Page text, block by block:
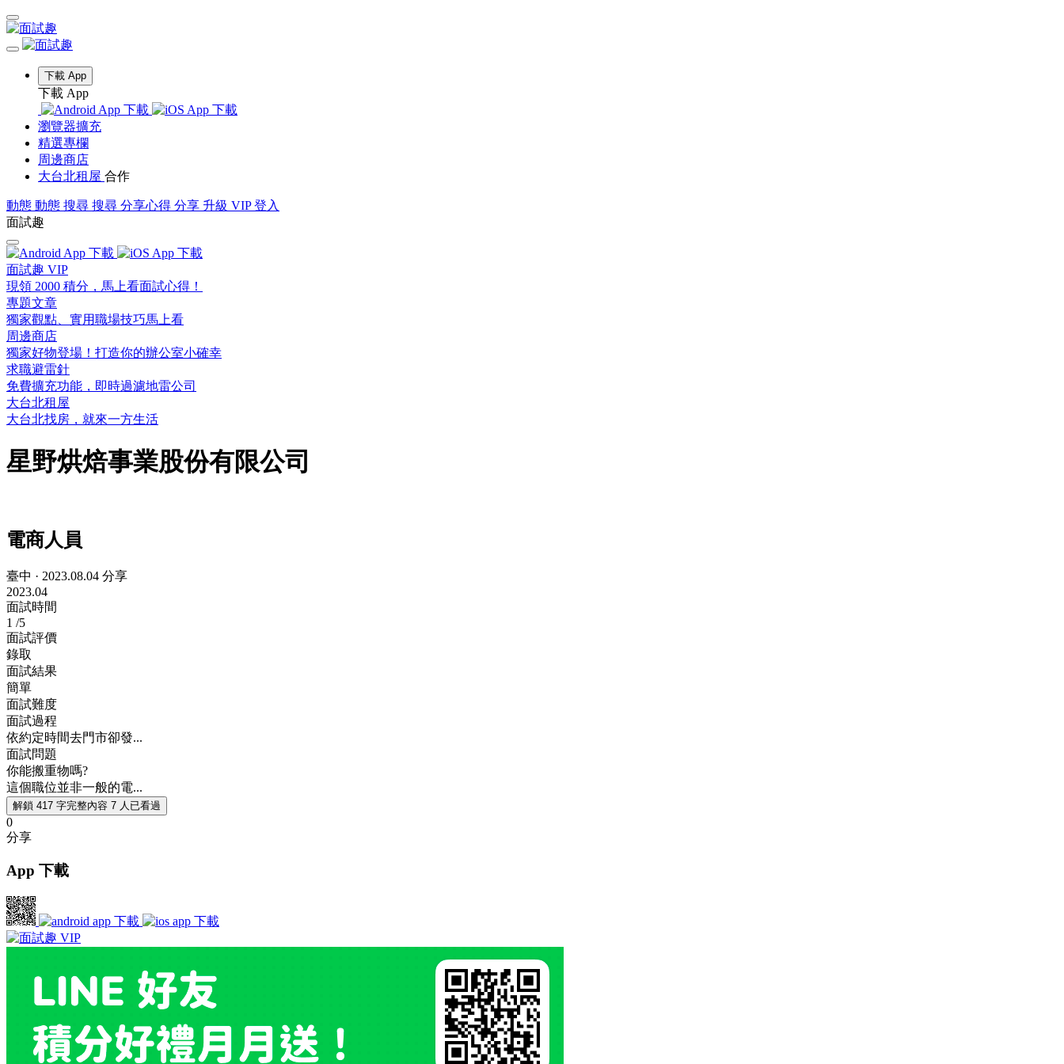
下載 App
下載 App
瀏覽器擴充
精選專欄
周邊商店
大台北租屋 合作
動態 動態 搜尋 搜尋 分享心得 分享 升級 VIP 登入
面試趣
面試趣 VIP
現領 2000 積分，馬上看面試心得！
專題文章
獨家觀點、實用職場技巧馬上看
周邊商店
獨家好物登場！打造你的辦公室小確幸
求職避雷針
免費擴充功能，即時過濾地雷公司
大台北租屋
大台北找房，就來一方生活
星野烘焙事業股份有限公司
電商人員
臺中 · 2023.08.04 分享
2023.04
面試時間
1 /5
面試評價
錄取
面試結果
簡單
面試難度
面試過程
依約定時間去門市卻發...
面試問題
你能搬重物嗎?
這個職位並非一般的電...
解鎖 417 字完整內容 7 人已看過
0
分享
App 下載